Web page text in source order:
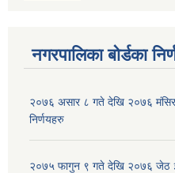
नगरपालिका बोर्डका
२०७६ असार ८ गते देखि २०७६ मंसिर
निर्णयहरु
२०७५ फागुन ९ गते देखि २०७६ जेठ